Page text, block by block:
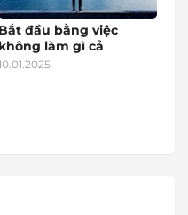
Bắt đầu bằng việc
không làm gì cả